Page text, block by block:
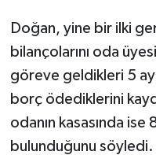
Doğan, yine bir ilki
bilançolarını oda
göreve geldikleri 5
borç ödediklerini
odanın kasasında
bulunduğunu söyledi.